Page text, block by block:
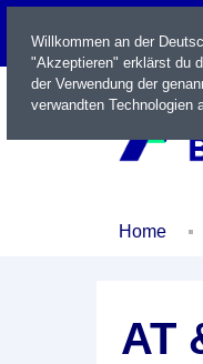
Home
AT
Willkommen an der
"Akzeptieren" erklärst du
der Verwendung der
verwandten Technologien